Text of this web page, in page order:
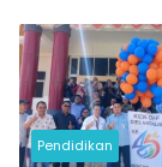
Pendidikan